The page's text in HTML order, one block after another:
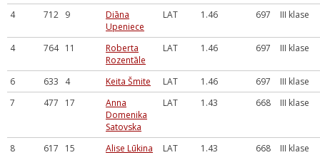
4 712 9
Diāna
Upeniece
LAT 1.46 697 III klase
4 764 11
Roberta
Rozentāle
LAT 1.46 697 III klase
6 633 4 Keita Šmite LAT 1.46 697
III klase
7
477 17
Anna
Domenika
Satovska
LAT 1.43 668 III klase
8 617 15 Alise Lūkina LAT 1.43 668
III klase